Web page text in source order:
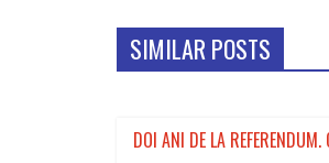
SIMILAR POSTS
DOI ANI DE LA REFERENDUM.